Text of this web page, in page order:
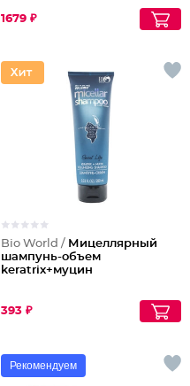
1679 ₽
Bio World / Мицеллярный
шампунь-объем
keratrix+муцин
393 ₽
Рекомендуем